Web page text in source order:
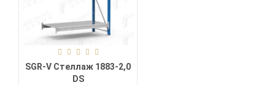
SGR-V Стеллаж 1883-2,0
DS